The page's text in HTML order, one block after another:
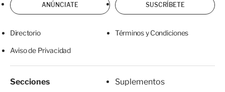
ANÚNCIATE SUSCRÍBETE
Directorio Términos y Condiciones
Aviso de Privacidad
Secciones
Suplementos